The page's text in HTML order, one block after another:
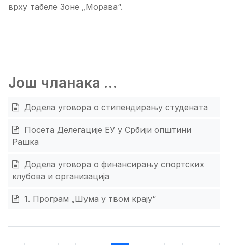
врху табеле Зоне „Морава“.
Још чланака …
Додела уговора о стипендирању студената
Посeта Дeлeгацијe ЕУ у Србији општини
Рашка
Додeла уговора о финансирању спортских
клубова и организација
1. Програм „Шума у твом крају“